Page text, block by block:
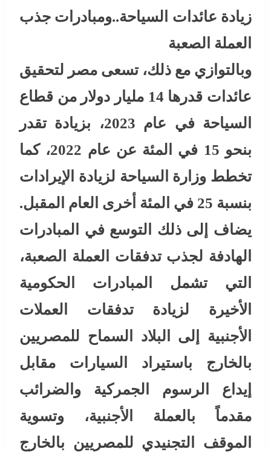
زيادة عائدات السياحة..ومبادرات جذب
العملة الصعبة
وبالتوازي مع ذلك، تسعى مصر لتحقيق
عائدات قدرها 14 مليار دولار من قطاع
السياحة في عام 2023، بزيادة تقدر
بنحو 15 في المئة عن عام 2022، كما
تخطط وزارة السياحة لزيادة الإيرادات
بنسبة 25 في المئة أخرى العام المقبل.
يضاف إلى ذلك التوسع في المبادرات
الهادفة لجذب تدفقات العملة الصعبة،
التي تشمل المبادرات الحكومية
الأخيرة لزيادة تدفقات العملات
الأجنبية إلى البلاد السماح للمصريين
بالخارج باستيراد السيارات مقابل
إيداع الرسوم الجمركية والضرائب
مقدماً بالعملة الأجنبية، وتسوية
الموقف التجنيدي للمصريين بالخارج